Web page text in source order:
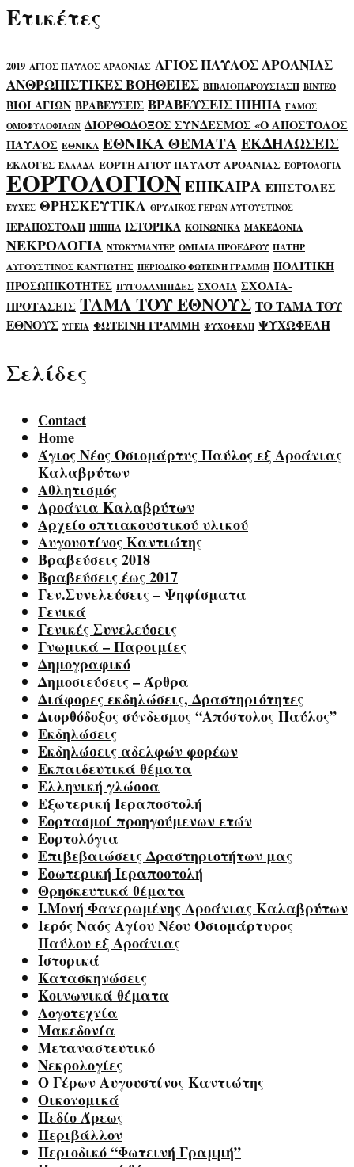
Ετικέτες
2019 ΑΓΙΟΣ ΠΑΥΛΟΣ ΑΡΑΟΝΙΑΣ ΑΓΙΟΣ ΠΑΥΛΟΣ ΑΡΟΑΝΙΑΣ
ΑΝΘΡΩΠΙΣΤΙΚΕΣ ΒΟΗΘΕΙΕΣ ΒΙΒΛΙΟΠΑΡΟΥΣΙΑΣΗ ΒΙΝΤΕΟ
ΒΙΟΙ ΑΓΙΩΝ ΒΡΑΒΕΥΣΕΙΣ ΒΡΑΒΕΥΣΕΙΣ ΙΠΗΠΑ ΓΑΜΟΣ
ΟΜΟΦΥΛΟΦΙΛΩΝ ΔΙΟΡΘΟΔΟΞΟΣ ΣΥΝΔΕΣΜΟΣ «Ο ΑΠΟΣΤΟΛΟΣ
ΠΑΥΛΟΣ ΕΘΝΙΚΑ ΕΘΝΙΚΑ ΘΕΜΑΤΑΕΚΔΗΛΩΣΕΙΣ
ΕΚΛΟΓΕΣ ΕΛΛΑΔΑ ΕΟΡΤΗ ΑΓΙΟΥ ΠΑΥΛΟΥ ΑΡΟΑΝΙΑΣ ΕΟΡΤΟΛΟΓΙΑ
ΕΟΡΤΟΛΟΓΙΟΝΕΠΙΚΑΙΡΑ ΕΠΙΣΤΟΛΕΣ
ΕΥΧΕΣ ΘΡΗΣΚΕΥΤΙΚΑ ΘΡΥΛΙΚΟΣ ΓΕΡΩΝ ΑΥΓΟΥΣΤΙΝΟΣ
ΙΕΡΑΠΟΣΤΟΛΗ ΙΠΗΠΑ ΙΣΤΟΡΙΚΑ ΚΟΙΝΩΝΙΚΑ ΜΑΚΕΔΟΝΙΑ
ΝΕΚΡΟΛΟΓΙΑ ΝΤΟΚΥΜΑΝΤΕΡ ΟΜΙΛΙΑ ΠΡΟΕΔΡΟΥ ΠΑΤΗΡ
ΑΥΓΟΥΣΤΙΝΟΣ ΚΑΝΤΙΩΤΗΣ ΠΕΡΙΟΔΙΚΟ ΦΩΤΕΙΝΗ ΓΡΑΜΜΗ ΠΟΛΙΤΙΚΗ
ΠΡΟΣΩΠΙΚΟΤΗΤΕΣ ΠΥΓΟΛΑΜΠΙΔΕΣ ΣΧΟΛΙΑ ΣΧΟΛΙΑ-
ΠΡΟΤΑΣΕΙΣ ΤΑΜΑ ΤΟΥ ΕΘΝΟΥΣ ΤΟ ΤΑΜΑ ΤΟΥ
ΕΘΝΟΥΣ ΥΓΕΙΑ ΦΩΤΕΙΝΗ ΓΡΑΜΜΗ ΨΥΧΟΦΕΛΗ ΨΥΧΩΦΕΛΗ
Σελίδες
Contact
Home
Άγιος Νέος Οσιομάρτυς Παύλος εξ Αροάνιας
Καλαβρύτων
Αθλητισμός
Αροάνια Καλαβρύτων
Αρχείο οπτιακουστικού υλικού
Αυγουστίνος Καντιώτης
Βραβεύσεις 2018
Βραβεύσεις έως 2017
Γεν.Συνελεύσεις – Ψηφίσματα
Γενικά
Γενικές Συνελεύσεις
Γνωμικά – Παροιμίες
Δημογραφικό
Δημοσιεύσεις – Άρθρα
Διάφορες εκδηλώσεις, Δραστηριότητες
Διορθόδοξος σύνδεσμος “Απόστολος Παύλος”
Εκδηλώσεις
Εκδηλώσεις αδελφών φορέων
Εκπαιδευτικά θέματα
Ελληνική γλώσσα
Εξωτερική Ιεραποστολή
Εορτασμοί προηγούμενων ετών
Εορτολόγια
Επιβεβαιώσεις Δραστηριοτήτων μας
Εσωτερική Ιεραποστολή
Θρησκευτικά θέματα
Ι.Μονή Φανερωμένης Αροάνιας Καλαβρύτων
Ιερός Ναός Αγίου Νέου Οσιομάρτυρος
Παύλου εξ Αροάνιας
Ιστορικά
Κατασκηνώσεις
Κοινωνικά θέματα
Λογοτεχνία
Μακεδονία
Μεταναστευτικό
Νεκρολογίες
Ο Γέρων Αυγουστίνος Καντιώτης
Οικονομικά
Πεδίο Άρεως
Περιβάλλον
Περιοδικό “Φωτεινή Γραμμή”